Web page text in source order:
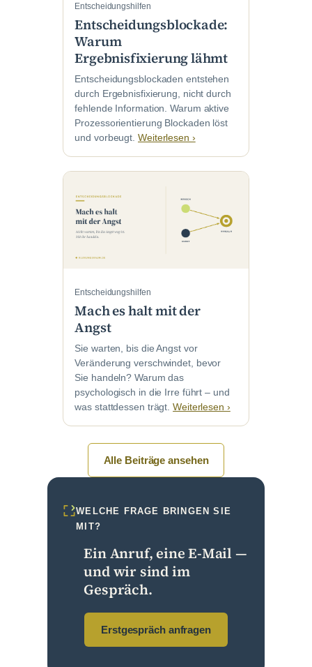
Entscheidungshilfen
Entscheidungsblockade:
Warum
Ergebnisfixierung lähmt
Entscheidungsblockaden entstehen
durch Ergebnisfixierung, nicht durch
fehlende Information. Warum aktive
Prozessorientierung Blockaden löst
und vorbeugt. Weiterlesen ›
Entscheidungshilfen
Mach es halt mit der
Angst
Sie warten, bis die Angst vor
Veränderung verschwindet, bevor
Sie handeln? Warum das
psychologisch in die Irre führt – und
was stattdessen trägt.Weiterlesen ›
Alle Beiträge ansehen
WELCHE FRAGE BRINGEN SIE
MIT?
Ein Anruf, eine E-Mail —
und wir sind im
Gespräch.
Erstgespräch anfragen